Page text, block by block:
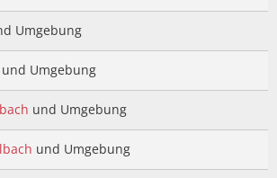
Umgebung
und Umgebung
und Umgebung
und Umgebung